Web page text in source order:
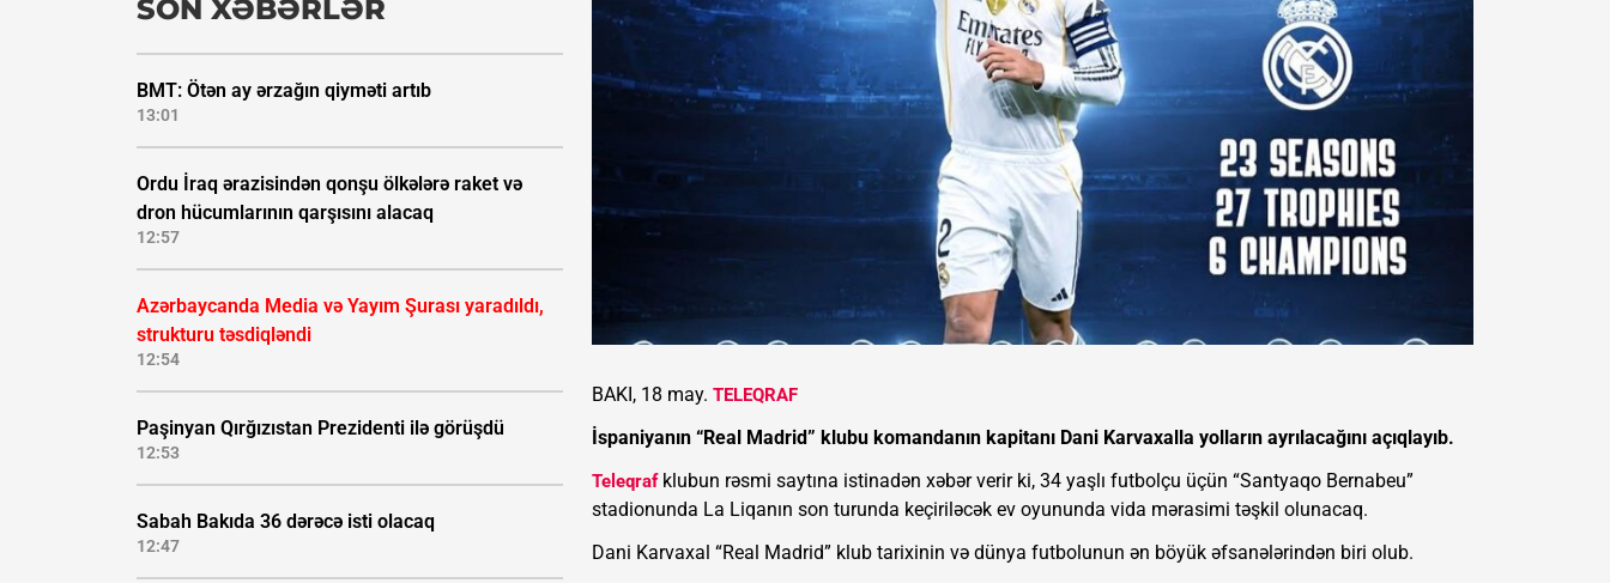
SON XƏBƏRLƏR
BMT: Ötən ay ərzağın qiyməti artıb
13:01
Ordu İraq ərazisindən qonşu ölkələrə raket və
dron hücumlarının qarşısını alacaq
12:57
Azərbaycanda Media və Yayım Şurası yaradıldı,
strukturu təsdiqləndi
12:54
Paşinyan Qırğızıstan Prezidenti ilə görüşdü
12:53
Sabah Bakıda 36 dərəcə isti olacaq
12:47
BAKI, 18 may. TELEQRAF
İspaniyanın “Real Madrid” klubu komandanın kapitanı Dani Karvaxalla yolların ayrılacağını açıqlayıb.
Teleqrafklubun rəsmi saytına istinadən xəbər verir ki, 34 yaşlı futbolçu üçün “Santyaqo Bernabeu”
stadionunda La Liqanın son turunda keçiriləcək ev oyununda vida mərasimi təşkil olunacaq.
Dani Karvaxal “Real Madrid” klub tarixinin və dünya futbolunun ən böyük əfsanələrindən biri olub.